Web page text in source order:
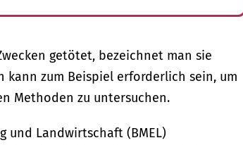
getötet, bezeichnet man sie
kann zum Beispiel erforderlich sein, um
Methoden zu untersuchen.
und Landwirtschaft (BMEL)